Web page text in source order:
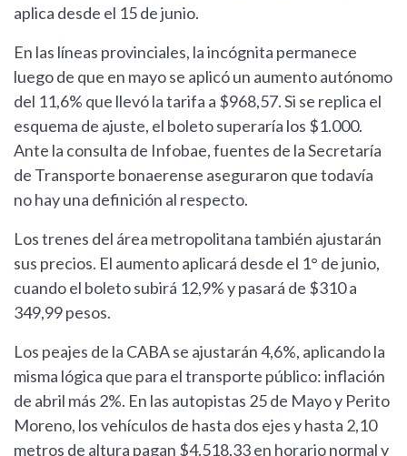
aplica desde el 15 de junio.
En las líneas provinciales, la incógnita permanece
luego de que en mayo se aplicó un aumento autónomo
del 11,6% que llevó la tarifa a $968,57. Si se replica el
esquema de ajuste, el boleto superaría los $1.000.
Ante la consulta de Infobae, fuentes de la Secretaría
de Transporte bonaerense aseguraron que todavía
no hay una definición al respecto.
Los trenes del área metropolitana también ajustarán
sus precios. El aumento aplicará desde el 1° de junio,
cuando el boleto subirá 12,9% y pasará de $310 a
349,99 pesos.
Los peajes de la CABA se ajustarán 4,6%, aplicando la
misma lógica que para el transporte público: inflación
de abril más 2%. En las autopistas 25 de Mayo y Perito
Moreno, los vehículos de hasta dos ejes y hasta 2,10
metros de altura pagan $4.518,33 en horario normal y